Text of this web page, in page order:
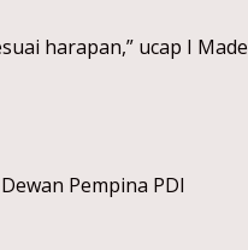
harapan,” ucap I Made
Pempina PDI